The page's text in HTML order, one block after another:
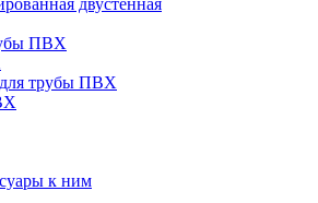
двустенная
ПВХ
трубы ПВХ
к ним